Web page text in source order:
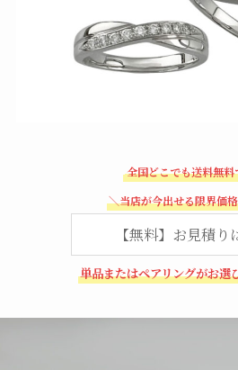
全国どこでも送料無料
＼当店が今出せる限界価
【無料】お見積り
単品またはペアリングがお選